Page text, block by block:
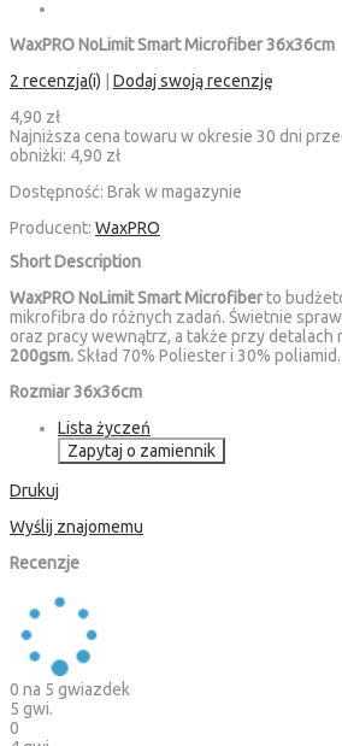
WaxPRO NoLimit Smart Microfiber 36x36cm
2 recenzja(i)
Dodaj swoją recenzję
4,90 zł
Najniższa cena towaru w okresie 30 dni
obniżki: 4,90 zł
Dostępność: Brak w magazynie
Producent: WaxPRO
Short Description
WaxPRO NoLimit Smart Microfiberto
mikrofibra do różnych zadań. Świetnie
oraz pracy wewnątrz, a także przy detalach
200gsm.Skład 70% Poliester i 30% poliamid.
Rozmiar 36x36cm
Lista życzeń
Zapytaj o zamiennik
Drukuj
Wyślij znajomemu
Recenzje
0 na 5 gwiazdek
5 gwi.
0